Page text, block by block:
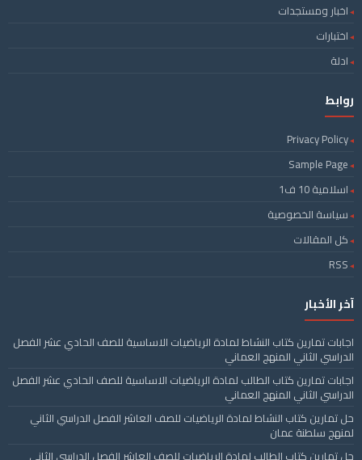
اخبار ومستجدات
اختبارات
ادلة
روابط
Privacy Policy
Sample Page
اسلامية 10 ف1
سياسة الخصوصية
كل المقالات
RSS
آخر الأخبار
اجابات تمارين كتاب النشاط لمادة الرياضيات الاساسية للصف الحادي عشر الفصل
الدراسي الثاني المنهج العماني
اجابات تمارين كتاب الطالب لمادة الرياضيات الاساسية للصف الحادي عشر الفصل
الدراسي الثاني المنهج العماني
حل تمارين كتاب النشاط لمادة الرياضيات للصف العاشر الفصل الدراسي الثاني
لمنهج سلطنة عمان